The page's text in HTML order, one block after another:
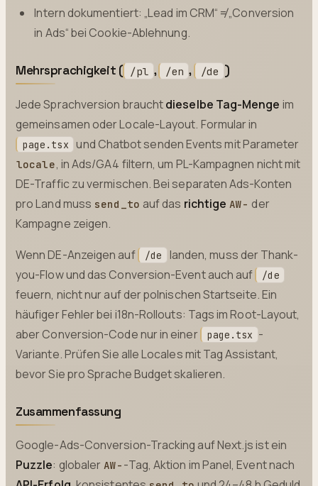
Intern dokumentiert: „Lead im CRM“ ≠ „Conversion
in Ads“ bei Cookie-Ablehnung.
Mehrsprachigkeit ( /pl , /en , /de )
Jede Sprachversion brauchtdieselbe Tag-Menge im
gemeinsamen oder Locale-Layout. Formular in
page.tsx und Chatbot senden Events mit Parameter
locale, in Ads/GA4 filtern, um PL-Kampagnen nicht mit
DE-Traffic zu vermischen. Bei separaten Ads-Konten
pro Land muss send_to auf das richtige AW- der
Kampagne zeigen.
Wenn DE-Anzeigen auf
/de
landen, muss der Thank-
you-Flow und das Conversion-Event auch auf
/de
feuern, nicht nur auf der polnischen Startseite. Ein
häufiger Fehler bei i18n-Rollouts: Tags im Root-Layout,
aber Conversion-Code nur in einer
page.tsx -
Variante. Prüfen Sie alle Locales mit Tag Assistant,
bevor Sie pro Sprache Budget skalieren.
Zusammenfassung
Google-Ads-Conversion-Tracking auf Next.js ist ein
Puzzle: globaler AW- -Tag, Aktion im Panel, Event nach